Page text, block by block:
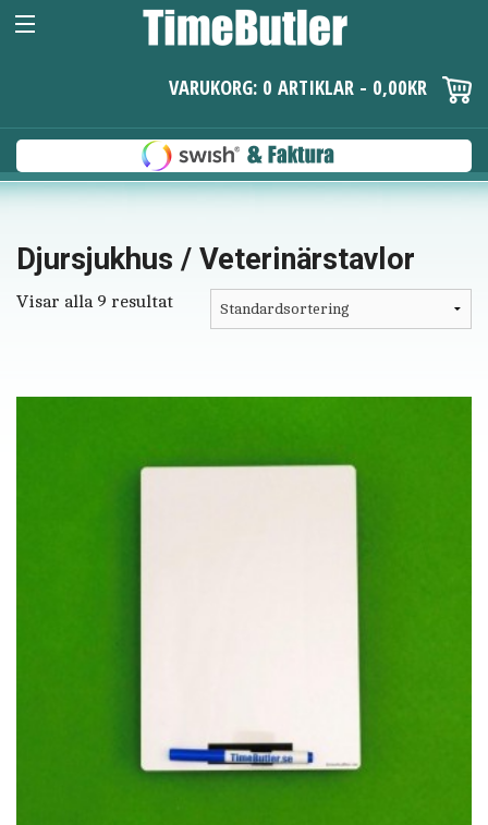
VARUKORG: 0 ARTIKLAR - 0,00KR
Djursjukhus / Veterinärstavlor
Visar alla 9 resultat